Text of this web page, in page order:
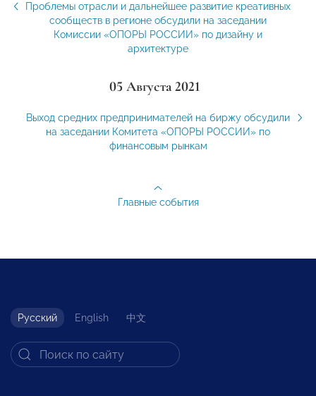
Проблемы отрасли и дальнейшее развитие креативных
сообществ в регионе обсудили на заседании
Комиссии «ОПОРЫ РОССИИ» по дизайну и
архитектуре
05 Августа 2021
Выход средних предпринимателей на биржу обсудили
на заседании Комитета «ОПОРЫ РОССИИ» по
финансовым рынкам
Главные события
Русский English 中文